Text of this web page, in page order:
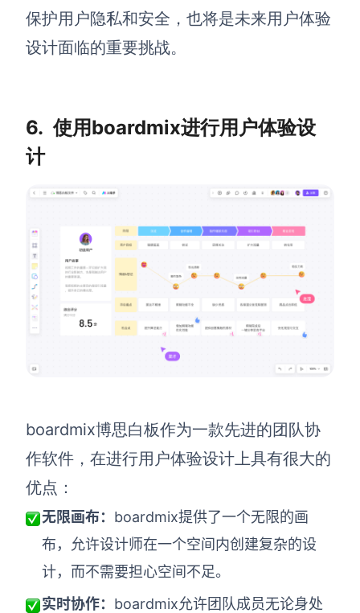
保护用户隐私和安全，也将是未来用户体验
设计面临的重要挑战。
6. 使用boardmix进行用户体验设
计
boardmix博思白板作为一款先进的团队协
作软件，在进行用户体验设计上具有很大的
优点：
无限画布： boardmix提供了一个无限的画
布，允许设计师在一个空间内创建复杂的设
计，而不需要担心空间不足。
实时协作： boardmix允许团队成员无论身处